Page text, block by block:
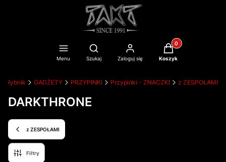
Menu
Otwórz wyszukiwarkę
Szukaj Zaloguj się
Produkty w
Koszyk
Rybnik GADŻETY PRZYPINKI Przypinki - ZNACZKI z ZESPOŁAMI
DARKTHRONE
z ZESPOŁAMI
Filtry